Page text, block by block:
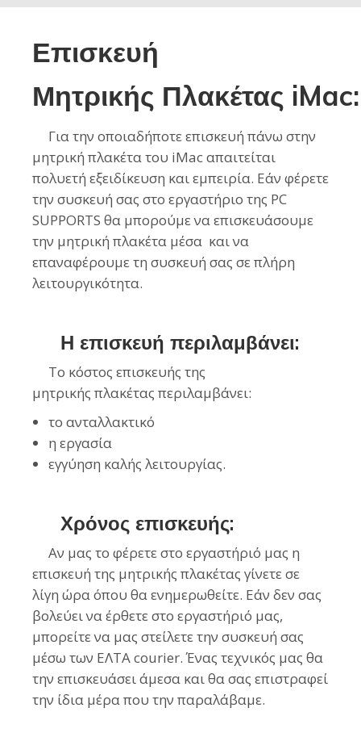
Επισκευή
Μητρικής Πλακέτας iMac:
Για την οποιαδήποτε επισκευή πάνω στην
μητρική πλακέτα του iMac απαιτείται
πολυετή εξειδίκευση και εμπειρία. Εάν φέρετε
την συσκευή σας στο εργαστήριο της PC
SUPPORTS θα μπορούμε να επισκευάσουμε
την μητρική πλακέτα μέσα και να
επαναφέρουμε τη συσκευή σας σε πλήρη
λειτουργικότητα.
Η επισκευή περιλαμβάνει:
Το κόστος επισκευής της
μητρικής πλακέτας περιλαμβάνει:
το ανταλλακτικό
η εργασία
εγγύηση καλής λειτουργίας.
Χρόνος επισκευής:
Αν μας το φέρετε στο εργαστήριό μας η
επισκευή της μητρικής πλακέτας γίνετε σε
λίγη ώρα όπου θα ενημερωθείτε. Εάν δεν σας
βολεύει να έρθετε στο εργαστήριό μας,
μπορείτε να μας στείλετε την συσκευή σας
μέσω των ΕΛΤΑ courier. Ένας τεχνικός μας θα
την επισκευάσει άμεσα και θα σας επιστραφεί
την ίδια μέρα που την παραλάβαμε.